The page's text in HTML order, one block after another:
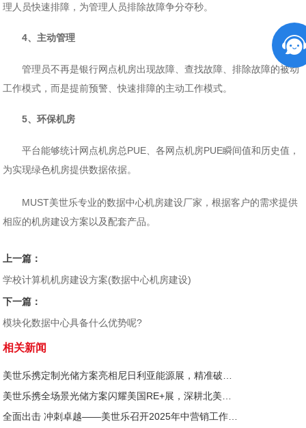
理人员快速排障，为管理人员排除故障争分夺秒。
4、主动管理
管理员不再是银行网点机房出现故障、查找故障、排除故障的被动
工作模式，而是提前预警、快速排障的主动工作模式。
5、环保机房
平台能够统计网点机房总PUE、各网点机房PUE瞬间值和历史值，
为实现绿色机房提供数据依据。
MUST美世乐专业的数据中心机房建设厂家，根据客户的需求提供
相应的机房建设方案以及配套产品。
上一篇：
学校计算机机房建设方案(数据中心机房建设)
下一篇：
模块化数据中心具备什么优势呢?
相关新闻